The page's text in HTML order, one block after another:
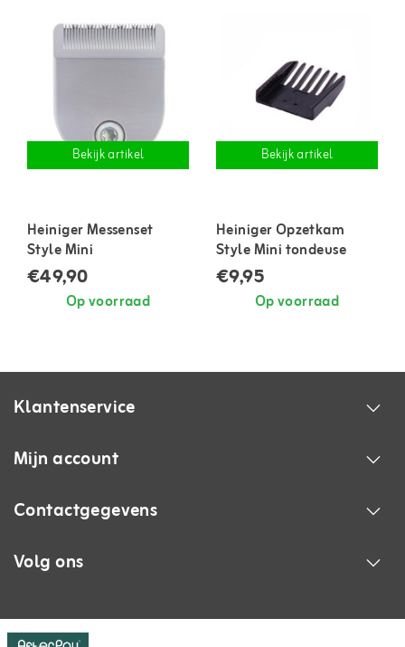
Bekijk artikel
Heiniger Messenset
Style Mini
€49,90
Op voorraad
Bekijk artikel
Heiniger Opzetkam
Style Mini tondeuse
€9,95
Op voorraad
Klantenservice
Mijn account
Contactgegevens
Volg ons